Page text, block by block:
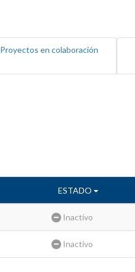
Proyectos en colaboración
ESTADO
Inactivo
Inactivo